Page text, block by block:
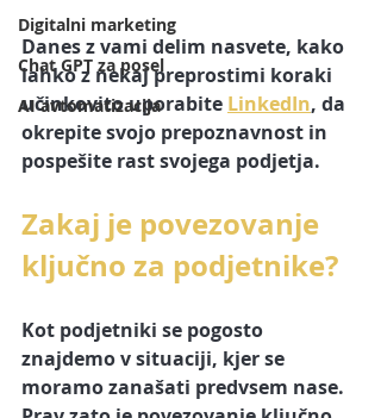
Digitalni marketing
Chat GPT za posel
AI avtomatizacija
Danes z vami delim nasvete, kako
lahko z nekaj preprostimi koraki
učinkovito uporabite LinkedIn, da
okrepite svojo prepoznavnost in
pospešite rast svojega podjetja.
Zakaj je povezovanje
ključno za podjetnike?
Kot podjetniki se pogosto
znajdemo v situaciji, kjer se
moramo zanašati predvsem nase.